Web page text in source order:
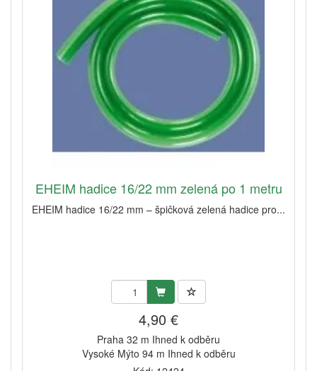
EHEIM hadice 16/22 mm zelená po 1 metru
EHEIM hadice 16/22 mm – špičková zelená hadice pro...
4,90 €
Praha 32 m Ihned k odběru
Vysoké Mýto 94 m Ihned k odběru